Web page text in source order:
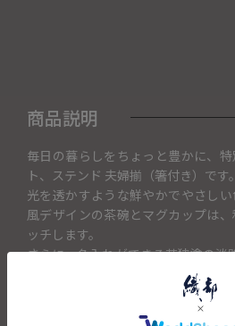
商品説明
毎日の暮らしをちょっと豊かに、
ト、ステンド 夫婦揃（箸付き）です。
光を透かすような鮮やかでやさし
風デザインの茶碗とマグカップは
ッチします。
さらに、名入れができる若狭塗の淡
になった、贈り物にも喜ばれる逸品で
【こんな方におすすめ】